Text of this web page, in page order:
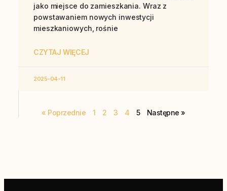
jako miejsce do zamieszkania. Wraz z
powstawaniem nowych inwestycji
mieszkaniowych, rośnie
CZYTAJ WIĘCEJ
2025-04-11
« Poprzednie 1 2 3 4 5 Następne »